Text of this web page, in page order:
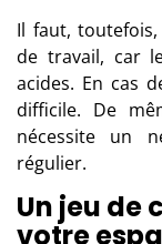
Il faut,
de travail, car
acides. En cas
difficile. De
nécessite un
régulier.
Un jeu de
votre